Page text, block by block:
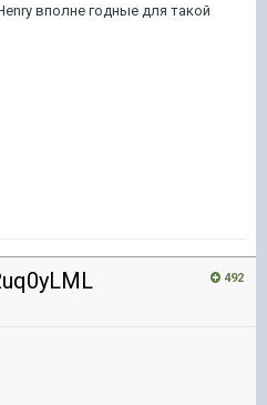
вполне годные для такой
492